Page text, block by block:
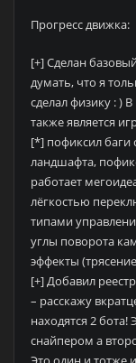
Прогресс движка:
[+] Сделан
думать, что я
сделал физику : )
также является
[*] пофиксил баги
ландшафта,
работает
лёгкостью
типами
углы поворота
эффекты
[+] Добавил
– расскажу
находятся 2 бота!
снайпером а